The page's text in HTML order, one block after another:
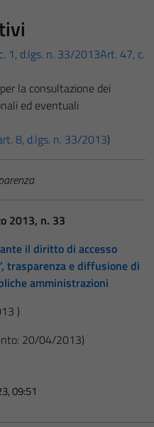
1, d.lgs. n. 33/2013Art. 47, c.
la consultazione dei
ed eventuali
8, d.lgs. n. 33/2013)
2013, n. 33
il diritto di accesso
trasparenza e diffusione di
amministrazioni
)
20/04/2013)
09:51